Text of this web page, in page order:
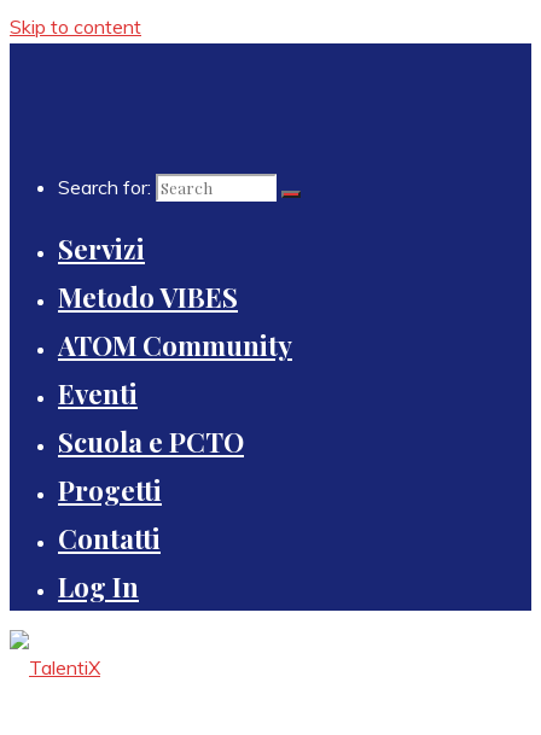
Skip to content
Search for:
Servizi
Metodo VIBES
ATOM Community
Eventi
Scuola e PCTO
Progetti
Contatti
Log In